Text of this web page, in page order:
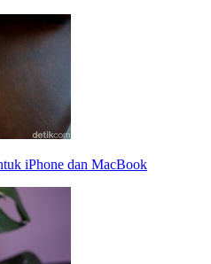
iPhone dan MacBook